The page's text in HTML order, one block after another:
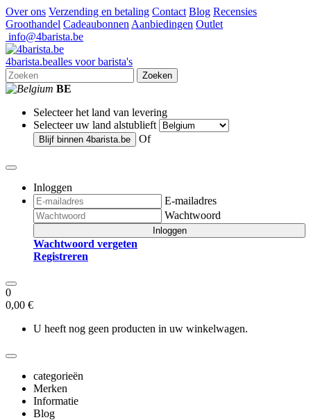
Over ons Verzending en betaling Contact Blog Recensies
Groothandel Cadeaubonnen Aanbiedingen Outlet
info@4barista.be
4barista.bealles voor barista's
Zoeken
BE
Selecteer het land van levering
Selecteer uw land alstublieft
Blijf binnen 4barista.be Of
Inloggen
E-mailadres
Wachtwoord
Inloggen
Wachtwoord vergeten
Registreren
0
0,00 €
U heeft nog geen producten in uw winkelwagen.
categorieën
Merken
Informatie
Blog